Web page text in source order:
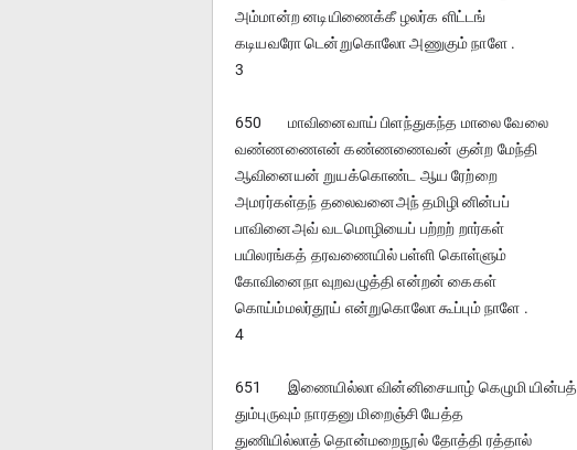
அம்மான்ற னடியிணைக்கீ ழலர்க ளிட்டங்
கடியவரோ டென்றுகொலோ அணுகும் நாளே .
3
650	மாவினைவாய் பிளந்துகந்த மாலை வேலை
வண்ணணைஎன் கண்ணணைவன் குன்ற மேந்தி
ஆவினையன் றுயக்கொண்ட ஆய ரேற்றை
அமரர்கள்தந் தலைவனைஅந் தமிழி னின்பப்
பாவினைஅவ் வடமொழியைப் பற்றற் றார்கள்
பயிலரங்கத் தரவணையில் பள்ளி கொள்ளும்
கோவினைநா வுறவழுத்தி என்றன் கைகள்
கொய்ம்மலர்தூய் என்றுகொலோ கூப்பும் நாளே .
4
651	இணையில்லா வின்னிசையாழ் கெழுமி யின்பத்
தும்புருவும் நாரதனு மிறைஞ்சி யேத்த
துணியில்லாத் தொன்மறைநூல் தோத்தி ரத்தால்